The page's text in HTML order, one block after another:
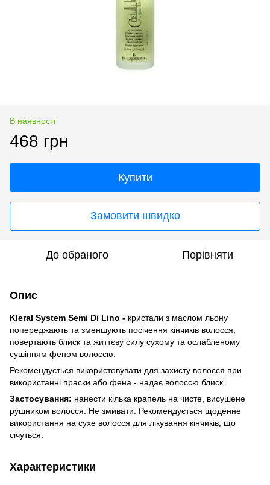
В наявності
468 грн
Купити
Замовити швидко
До обраного Порівняти
Опис
Kleral System Semi Di Lino - кристали з маслом льону
попереджають та зменшують посічення кінчиків волосся,
повертають блиск та життєву силу сухому та ослабленому
сушінням феном волоссю.
Рекомендується використовувати для захисту волосся при
використанні праски або фена - надає волоссю блиск.
Застосування: нанести кілька крапель на чисте, висушене
рушником волосся. Не змивати. Рекомендується щоденне
використання на сухе волосся для лікування кінчиків, що
січуться.
Характеристики